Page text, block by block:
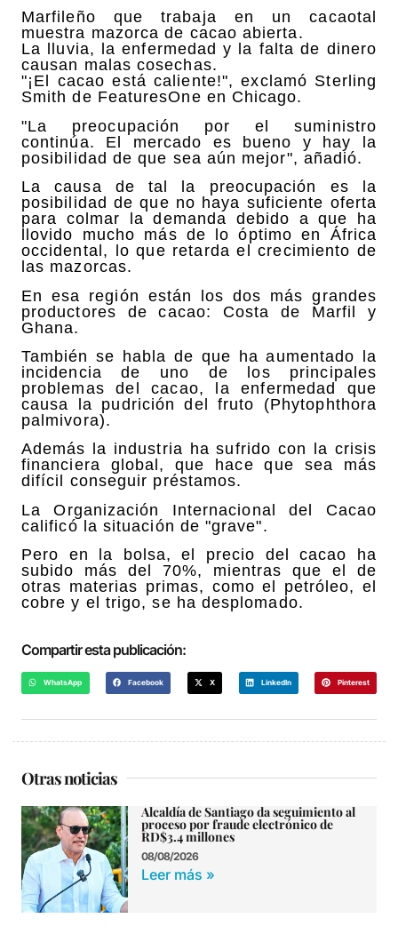
Marfileño que trabaja en un cacaotal
muestra mazorca de cacao abierta.
La lluvia, la enfermedad y la falta de dinero
causan malas cosechas.
"¡El cacao está caliente!", exclamó Sterling
Smith de FeaturesOne en Chicago.
"La preocupación por el suministro
continúa. El mercado es bueno y hay la
posibilidad de que sea aún mejor", añadió.
La causa de tal la preocupación es la
posibilidad de que no haya suficiente oferta
para colmar la demanda debido a que ha
llovido mucho más de lo óptimo en África
occidental, lo que retarda el crecimiento de
las mazorcas.
En esa región están los dos más grandes
productores de cacao: Costa de Marfil y
Ghana.
También se habla de que ha aumentado la
incidencia de uno de los principales
problemas del cacao, la enfermedad que
causa la pudrición del fruto (Phytophthora
palmivora).
Además la industria ha sufrido con la crisis
financiera global, que hace que sea más
difícil conseguir préstamos.
La Organización Internacional del Cacao
calificó la situación de "grave".
Pero en la bolsa, el precio del cacao ha
subido más del 70%, mientras que el de
otras materias primas, como el petróleo, el
cobre y el trigo, se ha desplomado.
Compartir esta publicación:
WhatsApp Facebook X LinkedIn Pinterest
Otras noticias
Alcaldía de Santiago da seguimiento al
proceso por fraude electrónico de
RD$3.4 millones
08/08/2026
Leer más »